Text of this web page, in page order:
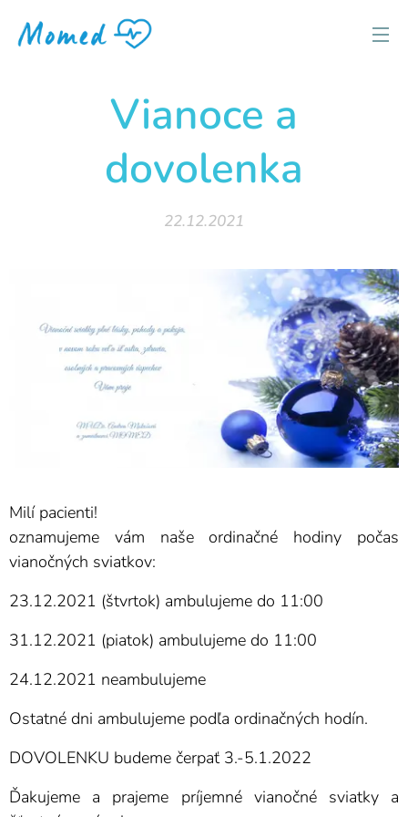
Vianoce a
dovolenka
22.12.2021
Milí pacienti!
oznamujeme vám naše ordinačné hodiny počas
vianočných sviatkov:
23.12.2021 (štvrtok) ambulujeme do 11:00
31.12.2021 (piatok) ambulujeme do 11:00
24.12.2021 neambulujeme
Ostatné dni ambulujeme podľa ordinačných hodín.
DOVOLENKU budeme čerpať 3.-5.1.2022
Ďakujeme a prajeme príjemné vianočné sviatky a